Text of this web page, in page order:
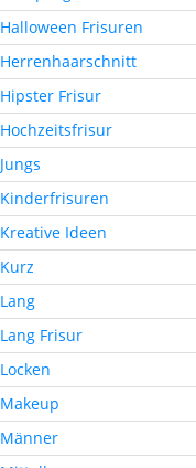
Halloween Frisuren
Herrenhaarschnitt
Hipster Frisur
Hochzeitsfrisur
Jungs
Kinderfrisuren
Kreative Ideen
Kurz
Lang
Lang Frisur
Locken
Makeup
Männer